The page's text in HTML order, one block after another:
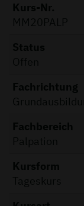
Kurs-Nr.
MM20PALP
Fachrichtung
Kursform
Tageskurs